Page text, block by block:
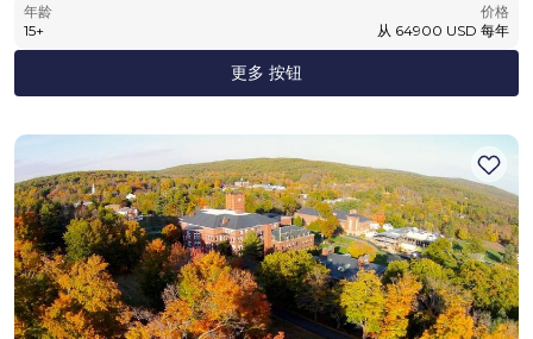
年龄
15+
价格
从 64900 USD 每年
更多 按钮